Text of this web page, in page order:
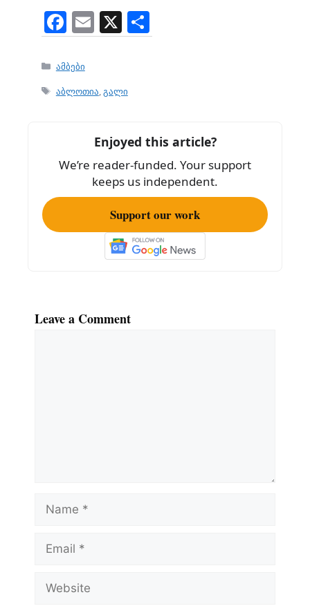
F
a
c
e
o
k
E
m
l
X
h
Categories
ამბები
Tags
აბლოთია გალი
Enjoyed this article?
We’re reader-funded. Your support
keeps us independent.
Support our work
Leave a Comment
Name
Email
Website